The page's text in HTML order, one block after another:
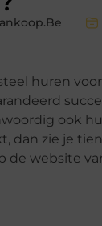
huren
ook
dan zie je
de website